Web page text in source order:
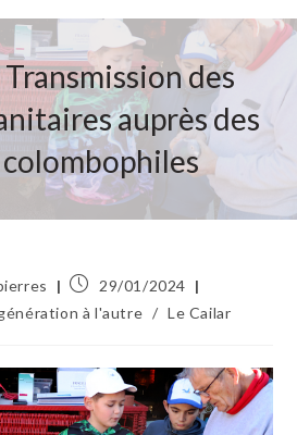
Transmission des
auprès des
Publication
publiée :
29/01/2024
à l'autre / Le Cailar